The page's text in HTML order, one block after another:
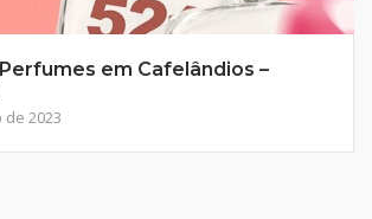
em Cafelândios –
2023